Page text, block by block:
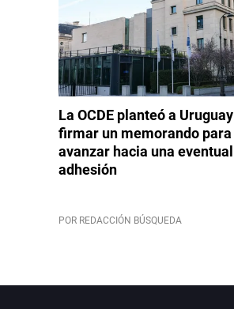
La OCDE planteó a Uruguay
firmar un memorando para
avanzar hacia una eventual
adhesión
POR REDACCIÓN BÚSQUEDA